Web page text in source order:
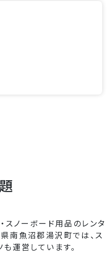
スノーボード用品のレンタ
南魚沼郡湯沢町では、ス
運営しています。